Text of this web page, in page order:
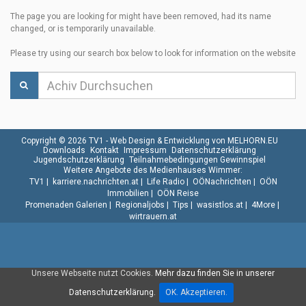
The page you are looking for might have been removed, had its name
changed, or is temporarily unavailable.
Please try using our search box below to look for information on the website
Unsere Webseite nutzt Cookies. Mehr dazu finden Sie in unserer
Datenschutzerklärung.
OK. Akzeptieren.
Copyright © 2026 TV1 - Web Design & Entwicklung von MELHORN.EU
Downloads
Kontakt Impressum
Datenschutzerklärung
Jugendschutzerklärung Teilnahmebedingungen Gewinnspiel
Weitere Angebote des Medienhauses Wimmer:
TV1
karriere.nachrichten.at| Life Radio| OÖNachrichten
OÖN
Immobilien
OÖN Reise
Promenaden Galerien
Regionaljobs Tips wasistlos.at| 4More|
wirtrauern.at